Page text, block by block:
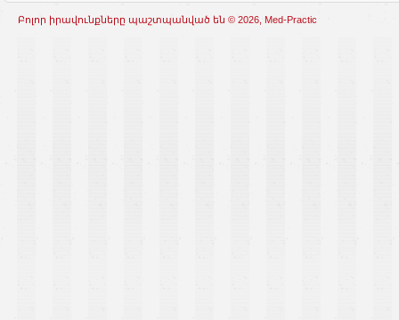
Բոլոր իրավունքները պաշտպանված են © 2026, Med-Practic